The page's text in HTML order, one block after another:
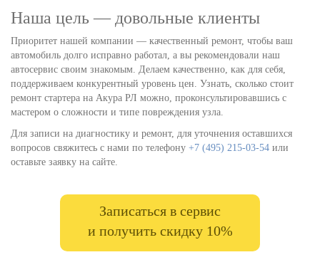
Наша цель — довольные клиенты
Приоритет нашей компании — качественный ремонт, чтобы ваш
автомобиль долго исправно работал, а вы рекомендовали наш
автосервис своим знакомым. Делаем качественно, как для себя,
поддерживаем конкурентный уровень цен. Узнать, сколько стоит
ремонт стартера на Акура РЛ можно, проконсультировавшись с
мастером о сложности и типе повреждения узла.
Для записи на диагностику и ремонт, для уточнения оставшихся
вопросов свяжитесь с нами по телефону +7 (495) 215-03-54 или
оставьте заявку на сайте.
Записаться в сервис
и получить скидку 10%